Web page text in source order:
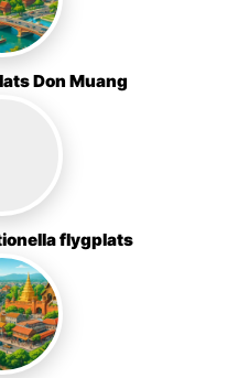
Don Muang
flygplats